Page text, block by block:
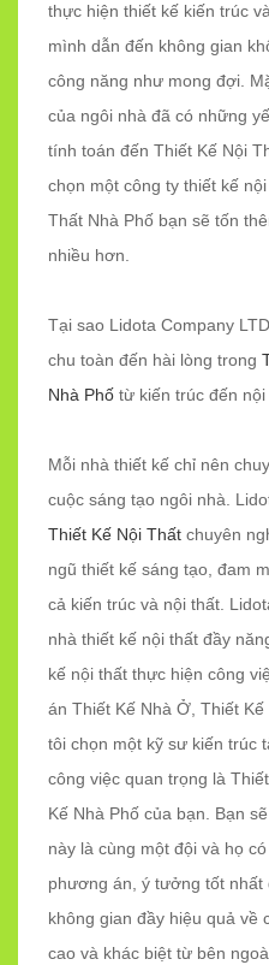
thực hiện thiết kế kiến trúc
mình dẫn đến không gian
công năng như mong đợi.
của ngôi nhà đã có những
tính toán đến Thiết Kế Nội
chọn một công ty thiết kế
Thất Nhà Phố bạn sẽ tốn
nhiều hơn.
Tại sao Lidota Company
chu toàn đến hài lòng trong
Nhà Phố từ kiến trúc đến
Mỗi nhà thiết kế chỉ nên
cuộc sáng tạo ngôi nhà.
Thiết Kế Nội Thất chuyên
ngũ thiết kế sáng tạo, đam
cả kiến trúc và nội thất.
nhà thiết kế nội thất đầy
kế nội thất thực hiện công
án Thiết Kế Nhà Ở, Thiết
tôi chọn một kỹ sư kiến trúc
công việc quan trọng là
Kế Nhà Phố của bạn. Bạn
này là cùng một đội và họ
phương án, ý tưởng tốt nhất
không gian đầy hiệu quả về
cao và khác biệt từ bên